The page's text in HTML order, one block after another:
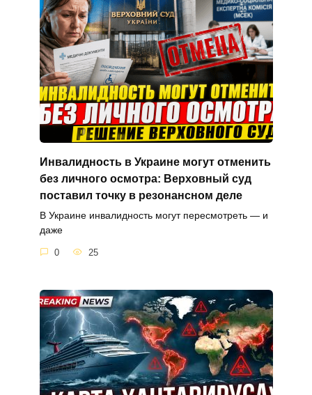
Инвалидность в Украине могут отменить
без личного осмотра: Верховный суд
поставил точку в резонансном деле
В Украине инвалидность могут пересмотреть — и
даже
0 25